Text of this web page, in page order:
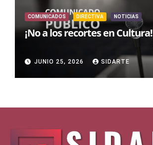
COMUNICADOS DIRECTIVA NOTICIAS
¡No a los recortes en Cultura!
JUNIO 25, 2026 SIDARTE